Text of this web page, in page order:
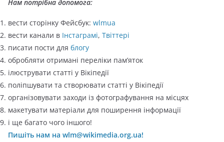
Нам потрібна допомога:
вести сторінку Фейсбук: wlmua
вести канали в Інстаграмі, Твіттері
писати пости для блогу
обробляти отримані переліки пам’яток
ілюструвати статті у Вікіпедії
поліпшувати та створювати статті у Вікіпедії
організовувати заходи із фотографування на місцях
макетувати матеріали для поширення інформації
і ще багато чого іншого!
Пишіть нам на wlm@wikimedia.org.ua!